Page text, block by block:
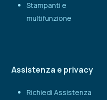
Stampanti e
multifunzione
Assistenza e privacy
Richiedi Assistenza